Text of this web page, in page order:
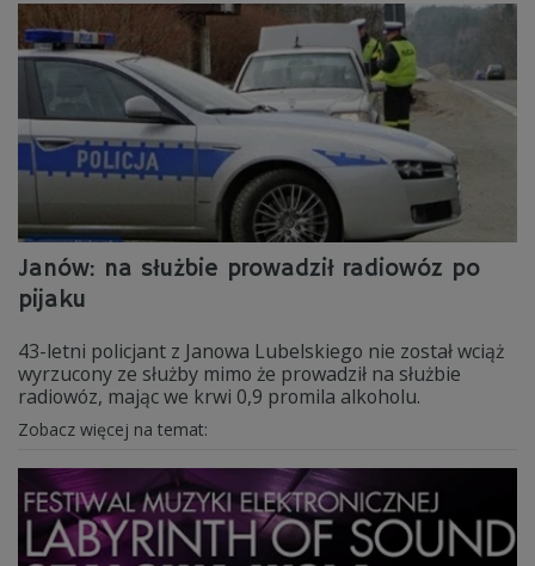
Janów: na służbie prowadził radiowóz po
pijaku
43-letni policjant z Janowa Lubelskiego nie został wciąż
wyrzucony ze służby mimo że prowadził na służbie
radiowóz, mając we krwi 0,9 promila alkoholu.
Zobacz więcej na temat: